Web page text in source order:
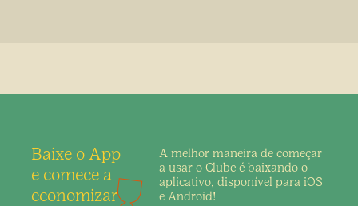
Baixe o App
e comece a
economizar
A melhor maneira de começar
a usar o Clube é baixando o
aplicativo, disponível para iOS
e Android!